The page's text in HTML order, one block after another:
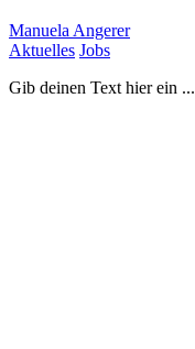
Manuela Angerer
Aktuelles Jobs
Gib deinen Text hier ein ...